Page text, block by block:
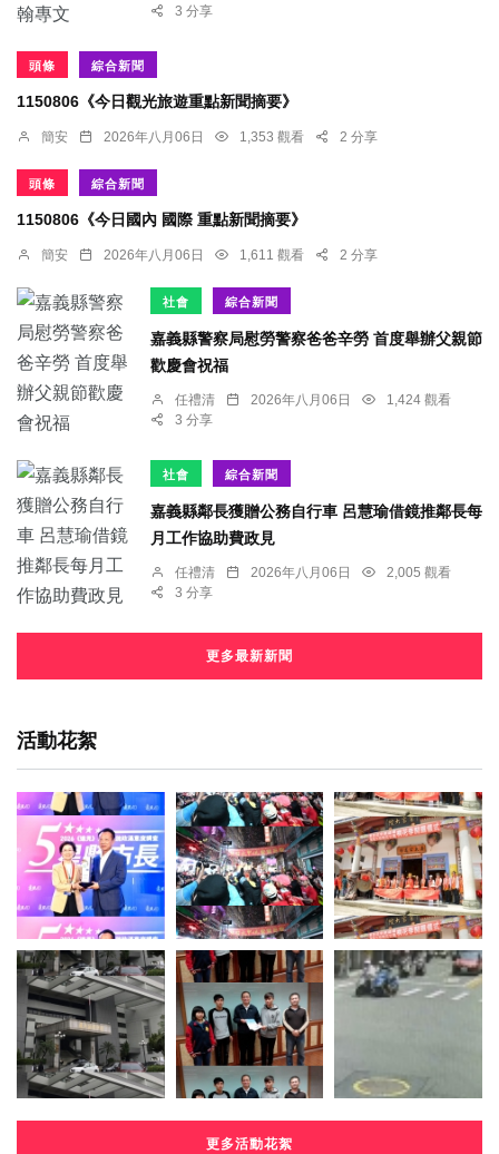
3 分享
頭條 綜合新聞
1150806《今日觀光旅遊重點新聞摘要》
簡安 2026年八月06日 1,353 觀看 2 分享
頭條 綜合新聞
1150806《今日國內 國際 重點新聞摘要》
簡安 2026年八月06日 1,611 觀看 2 分享
社會 綜合新聞
嘉義縣警察局慰勞警察爸爸辛勞 首度舉辦父親節
歡慶會祝福
任禮清 2026年八月06日
1,424 觀看
3 分享
社會 綜合新聞
嘉義縣鄰長獲贈公務自行車 呂慧瑜借鏡推鄰長每
月工作協助費政見
任禮清 2026年八月06日
2,005 觀看
3 分享
更多最新新聞
活動花絮
更多活動花絮